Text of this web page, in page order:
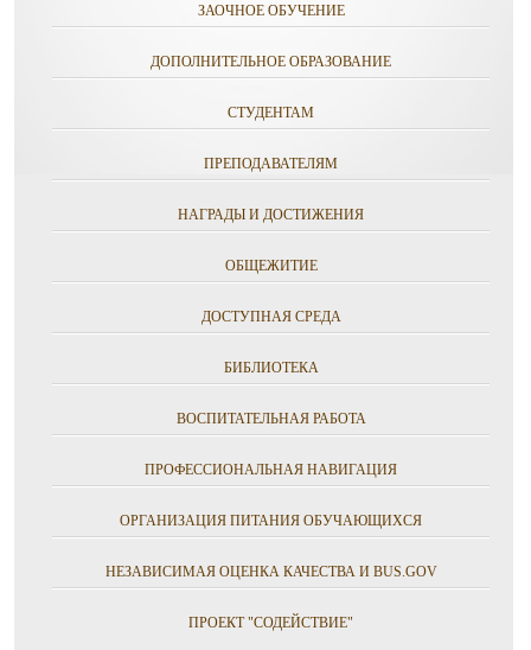
ЗАОЧНОЕ ОБУЧЕНИЕ
ДОПОЛНИТЕЛЬНОЕ ОБРАЗОВАНИЕ
СТУДЕНТАМ
ПРЕПОДАВАТЕЛЯМ
НАГРАДЫ И ДОСТИЖЕНИЯ
ОБЩЕЖИТИЕ
ДОСТУПНАЯ СРЕДА
БИБЛИОТЕКА
ВОСПИТАТЕЛЬНАЯ РАБОТА
ПРОФЕССИОНАЛЬНАЯ НАВИГАЦИЯ
ОРГАНИЗАЦИЯ ПИТАНИЯ ОБУЧАЮЩИХСЯ
НЕЗАВИСИМАЯ ОЦЕНКА КАЧЕСТВА И BUS.GOV
ПРОЕКТ "СОДЕЙСТВИЕ"